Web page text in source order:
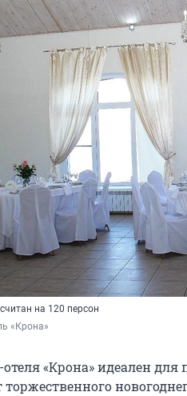
на 120 персон
«Крона»
отеля «Крона» идеален